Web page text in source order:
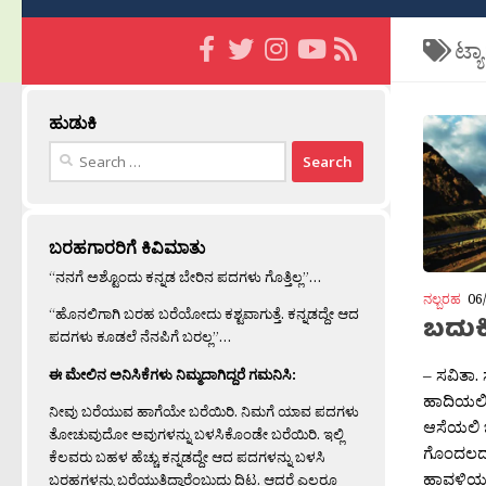
ನಲ್ಬರಹ
– ಸವಿತಾ.
ಹಾದಿಯಲಿ
ಆಸೆಯಲಿ
ಹುಡುಕಿ
Search
ಬರಹಗಾರರಿಗೆ ಕಿವಿಮಾತು
“ನನಗೆ ಅಶ್ಟೊಂದು ಕನ್ನಡ ಬೇರಿನ ಪದಗಳು ಗೊತ್ತಿಲ್ಲ”…
“ಹೊನಲಿಗಾಗಿ ಬರಹ ಬರೆಯೋದು ಕಶ್ಟವಾಗುತ್ತೆ. ಕನ್ನಡದ್ದೇ ಆದ
ಪದಗಳು ಕೂಡಲೆ ನೆನಪಿಗೆ ಬರಲ್ಲ”…
ಈ ಮೇಲಿನ ಅನಿಸಿಕೆಗಳು ನಿಮ್ಮದಾಗಿದ್ದರೆ ಗಮನಿಸಿ:
ನೀವು ಬರೆಯುವ ಹಾಗೆಯೇ ಬರೆಯಿರಿ. ನಿಮಗೆ ಯಾವ ಪದಗಳು
ತೋಚುವುದೋ ಅವುಗಳನ್ನು ಬಳಸಿಕೊಂಡೇ ಬರೆಯಿರಿ. ಇಲ್ಲಿ
ಕೆಲವರು ಬಹಳ ಹೆಚ್ಚು ಕನ್ನಡದ್ದೇ ಆದ ಪದಗಳನ್ನು ಬಳಸಿ
ಬರಹಗಳನ್ನು ಬರೆಯುತ್ತಿದ್ದಾರೆಂಬುದು ದಿಟ. ಆದರೆ ಎಲ್ಲರೂ